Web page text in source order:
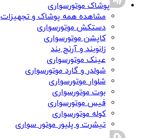
پوشاک موتورسواری
مشاهده همه پوشاک و تجهیزات
دستکش موتورسواری
کاپشن موتورسواری
زانوبند و آرنج بند
عینک موتورسواری
شولدر و گارد موتورسواری
شلوار موتورسواری
بوت موتورسواری
فیس موتورسواری
کوله موتورسواری
تیشرت و پلیور موتور سواری